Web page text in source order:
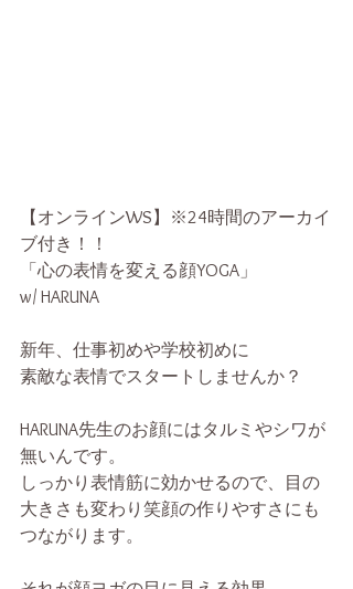
【オンラインWS】※24時間のアーカイ
ブ付き！！
「心の表情を変える顔YOGA」
w/ HARUNA
新年、仕事初めや学校初めに
素敵な表情でスタートしませんか？
HARUNA先生のお顔にはタルミやシワが
無いんです。
しっかり表情筋に効かせるので、目の
大きさも変わり笑顔の作りやすさにも
つながります。